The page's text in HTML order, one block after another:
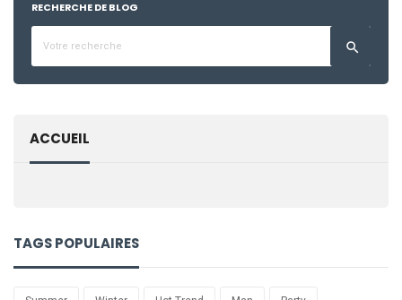
RECHERCHE DE BLOG

ACCUEIL
TAGS POPULAIRES